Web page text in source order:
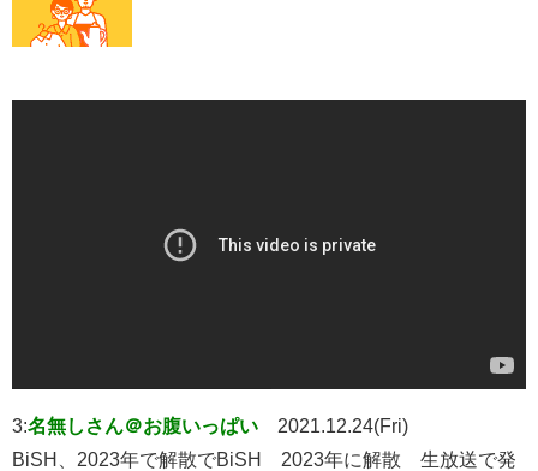
3:名無しさん＠お腹いっぱい
2021.12.24(Fri)
BiSH、2023年で解散でBiSH 2023年に解散 生放送で発